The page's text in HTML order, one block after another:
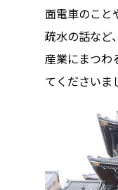
面電車のこと
疏水の話など
産業にまつわ
てくださいま